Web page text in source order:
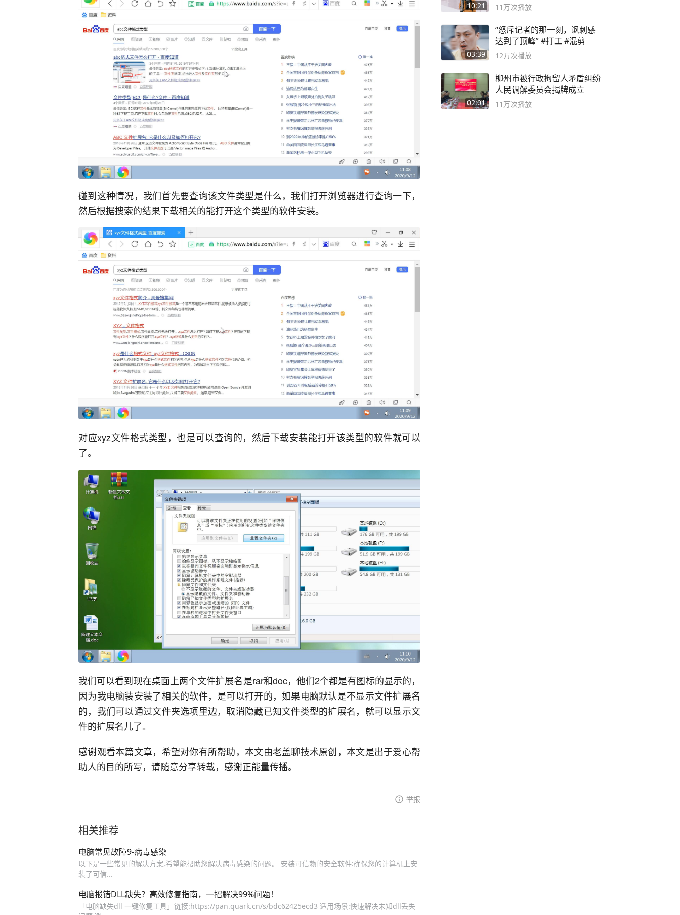
碰到这种情况，我们首先要查询该文件类型是什么，我们打开浏览器进行查询一下，
然后根据搜索的结果下载相关的能打开这个类型的软件安装。
对应xyz文件格式类型，也是可以查询的，然后下载安装能打开该类型的软件就可以
了。
我们可以看到现在桌面上两个文件扩展名是rar和doc，他们2个都是有图标的显示的，
因为我电脑装安装了相关的软件，是可以打开的，如果电脑默认是不显示文件扩展名
的，我们可以通过文件夹选项里边，取消隐藏已知文件类型的扩展名，就可以显示文
件的扩展名儿了。
感谢观看本篇文章，希望对你有所帮助，本文由老盖聊技术原创，本文是出于爱心帮
助人的目的所写，请随意分享转载，感谢正能量传播。
举报
相关推荐
电脑常见故障9-病毒感染
以下是一些常见的解决方案,希望能帮助您解决病毒感染的问题。 安装可信赖的安全软件:确保您的计算机上安
装了可信...
电脑报错DLL缺失？高效修复指南，一招解决99%问题！​
「电脑缺失dll 一键修复工具」链接:https://pan.quark.cn/s/bdc62425ecd3 适用场景:快速解决未知dll丢失
10:21 11万次播放
03:39
“怒斥记者的那一刻，讽刺感
达到了顶峰” #打工 #混剪
12万次播放
02:01
柳州市被行政拘留人矛盾纠纷
人民调解委员会揭牌成立
11万次播放